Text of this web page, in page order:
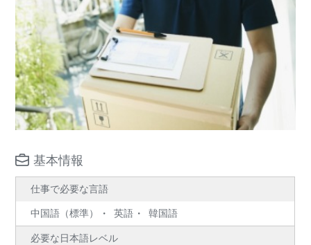
基本情報
仕事で必要な言語
中国語（標準） 英語 韓国語
必要な日本語レベル